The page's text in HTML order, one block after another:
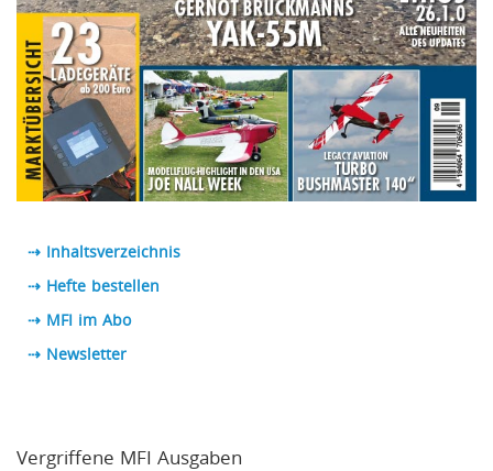
⇢ Inhaltsverzeichnis
⇢ Hefte bestellen
⇢ MFI im Abo
⇢ Newsletter
Vergriffene MFI Ausgaben